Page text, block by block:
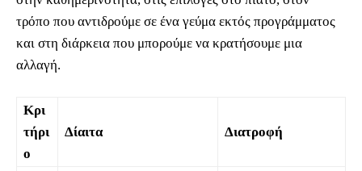
τρόπο που αντιδρούμε σε ένα γεύμα εκτός προγράμματος
και στη διάρκεια που μπορούμε να κρατήσουμε μια
αλλαγή.
Κρι
τήρι
ο
Δίαιτα Διατροφή